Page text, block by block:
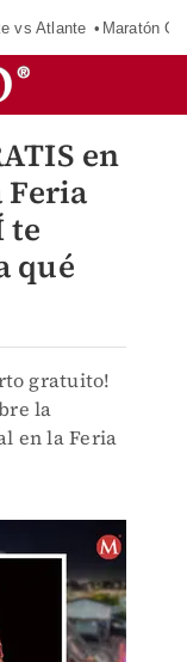
vs Atlante Maratón
en
Feria
te
qué
gratuito!
la
en la Feria